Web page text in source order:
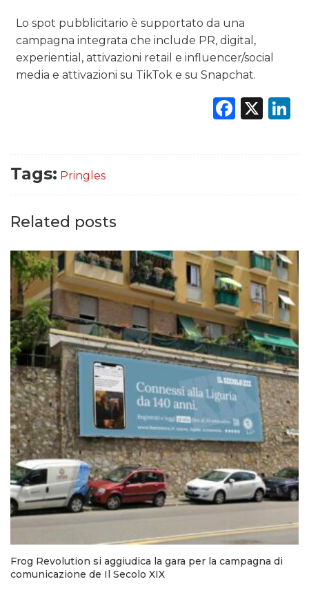
Lo spot pubblicitario è supportato da una
campagna integrata che include PR, digital,
experiential, attivazioni retail e influencer/social
media e attivazioni su TikTok e su Snapchat.
X
Tags: Pringles
Related posts
Frog Revolution si aggiudica la gara per la campagna di
comunicazione de Il Secolo XIX